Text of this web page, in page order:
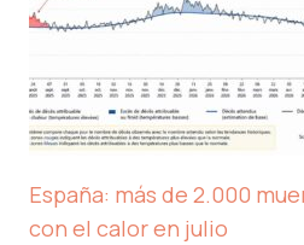
España: más de 2.000
con el calor en julio